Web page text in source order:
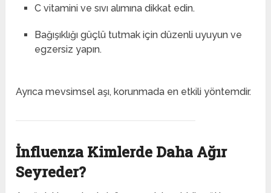
C vitamini ve sıvı alımına dikkat edin.
Bağışıklığı güçlü tutmak için düzenli uyuyun ve
egzersiz yapın.
Ayrıca mevsimsel aşı, korunmada en etkili yöntemdir.
İnfluenza Kimlerde Daha Ağır
Seyreder?